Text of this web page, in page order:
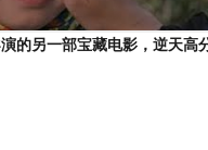
的另一部宝藏电影，逆天高